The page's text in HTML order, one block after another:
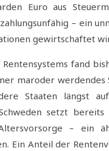
Euro aus
– ein
gewirtschaftet
fand
maroder werdendes
Staaten längst
setzt
– ein
Ein Anteil der